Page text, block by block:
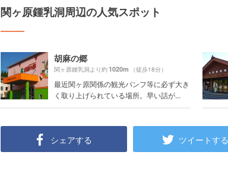
関ヶ原鍾乳洞周辺の人気スポット
胡麻の郷
関ヶ原鍾乳洞より約1020m （徒歩18分）
最近関ヶ原関係の観光パンフ等に必ず大き
く取り上げられている場所。早い話が...
シェアする ツイートする